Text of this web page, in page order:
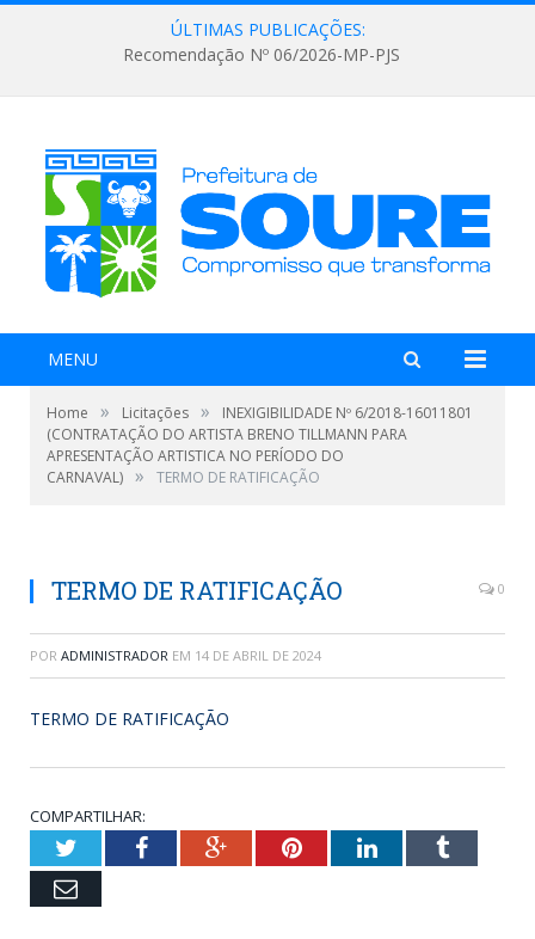
ÚLTIMAS PUBLICAÇÕES:
Recomendação Nº 06/2026-MP-PJS
MENU
Home » Licitações »
INEXIGIBILIDADE Nº 6/2018-16011801
(CONTRATAÇÃO DO ARTISTA BRENO TILLMANN PARA
APRESENTAÇÃO ARTISTICA NO PERÍODO DO
CARNAVAL) » TERMO DE RATIFICAÇÃO
TERMO DE RATIFICAÇÃO 0
POR ADMINISTRADOR EM 14 DE ABRIL DE 2024
TERMO DE RATIFICAÇÃO
COMPARTILHAR:
TwitterFacebookGoogle+PinterestLinkedInTumblr
Email